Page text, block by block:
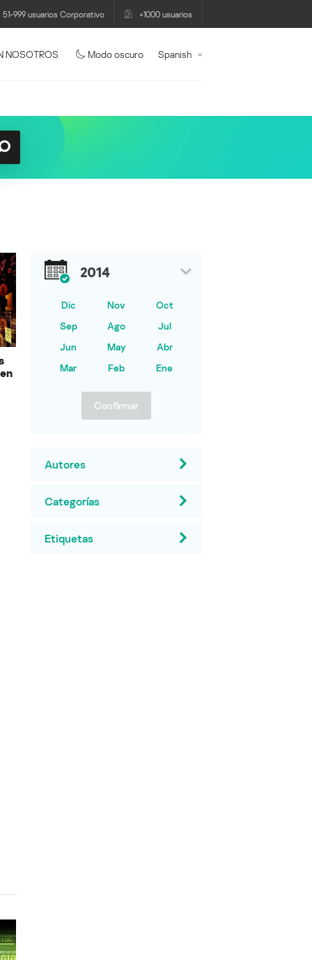
51-999 usuarios Corporativo +1000 usuarios
NOSOTROS Modo oscuro Spanish
2014
Dic Nov
Oct
Sep
Ago
Jul
Jun
May
Abr
Mar
Feb Ene
Confirmar
Autores
Categorías
Etiquetas